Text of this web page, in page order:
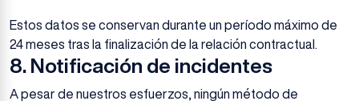
Estos datos se conservan durante un período máximo de
24 meses tras la finalización de la relación contractual.
8. Notificación de incidentes
A pesar de nuestros esfuerzos, ningún método de